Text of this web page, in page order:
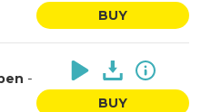
BUY
-
BUY